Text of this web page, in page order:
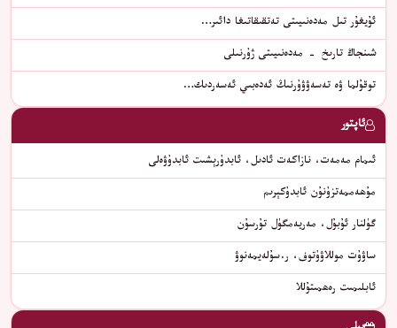
ئۇيغۇر تىل مەدەنىيىتى تەتقىقاتىغا دائىر…
شىنجاڭ تارىخ - مەدەنىيىتى ژۇرنىلى
توقۇلما ۋە تەسەۋۋۇرنىڭ ئەدەبىي ئەسەردىك…
ئاپتور
ئىمام مەمەت، نازاكەت ئادىل، ئابدۇرېشىت ئابدۇۋەلى
مۇھەممەتزۇنۇن ئابدۇكېرىم
گۈلنار ئۇبۇل، مەريەمگۈل تۇرسۇن
ساۋۇت موللاۋۇتوف، ر.سۇلەيمەنوۋ
ئابلىمىت رەھمىتۇللا